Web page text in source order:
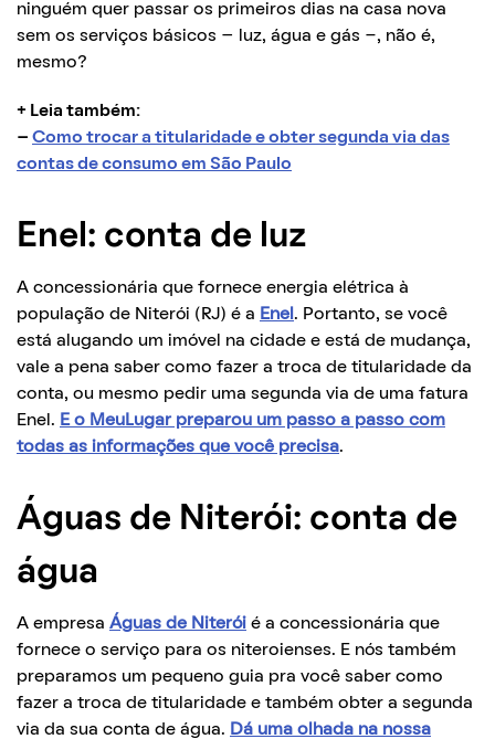
ninguém quer passar os primeiros dias na casa nova
sem os serviços básicos – luz, água e gás -, não é,
mesmo?
+ Leia também:
– Como trocar a titularidade e obter segunda via das
contas de consumo em São Paulo
Enel: conta de luz
A concessionária que fornece energia elétrica à
população de Niterói (RJ) é a Enel . Portanto, se você
está alugando um imóvel na cidade e está de mudança,
vale a pena saber como fazer a troca de titularidade da
conta, ou mesmo pedir uma segunda via de uma fatura
Enel. E o MeuLugar preparou um passo a passo com
todas as informações que você precisa.
Águas de Niterói: conta de
água
A empresa Águas de Niterói é a concessionária que
fornece o serviço para os niteroienses. E nós também
preparamos um pequeno guia pra você saber como
fazer a troca de titularidade e também obter a segunda
via da sua conta de água. Dá uma olhada na nossa